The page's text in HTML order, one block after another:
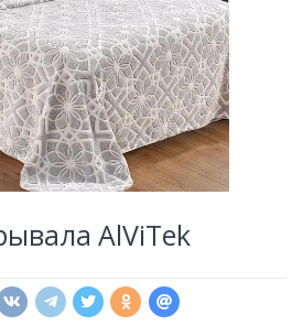
AlViTek